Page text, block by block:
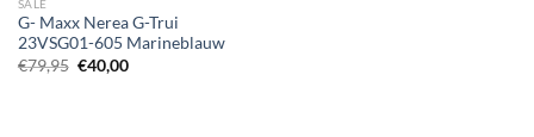
SALE
G- Maxx Nerea G-Trui
23VSG01-605 Marineblauw
€79,95 Oorspronkelijke
prijs
€40,00Huidige